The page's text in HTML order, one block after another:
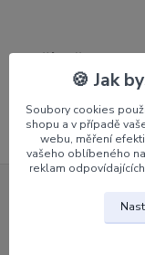
Zboží zařazeno
🍪 Jak
Soubory cookies
shopu a v případě
webu, měření
vašeho oblíbeného
reklam